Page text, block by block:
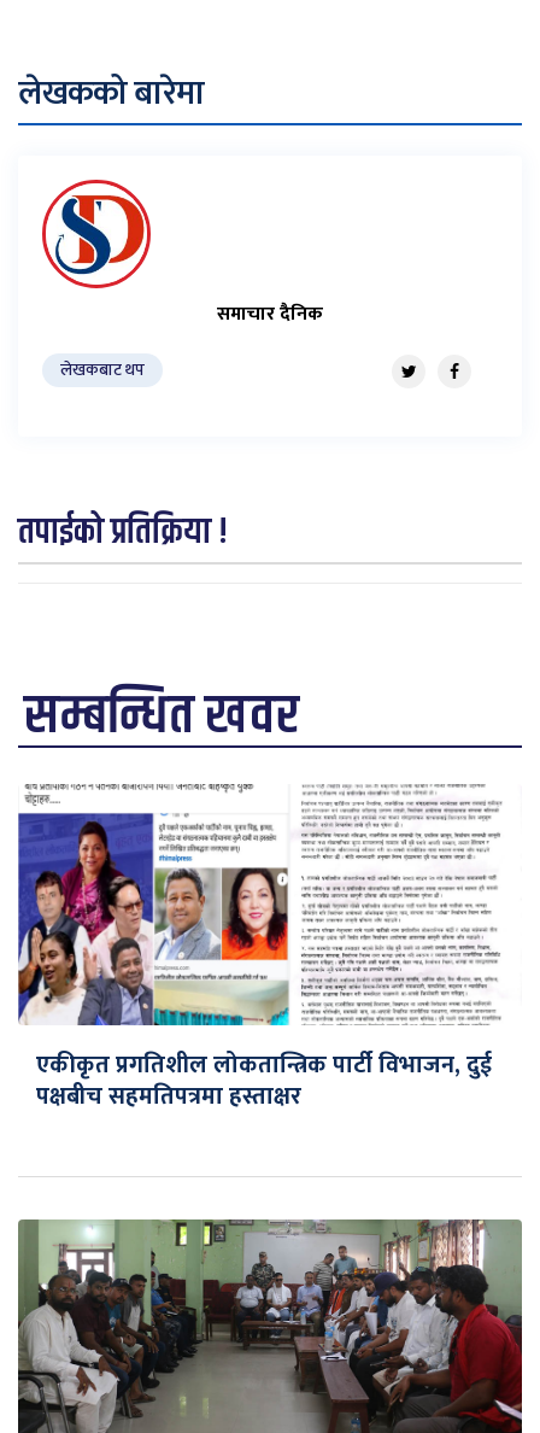
लेखकको बारेमा
समाचार दैनिक
लेखकबाट थप
तपाईको प्रतिक्रिया !
सम्बन्धित खवर
एकीकृत प्रगतिशील लोकतान्त्रिक पार्टी विभाजन, दुई
पक्षबीच सहमतिपत्रमा हस्ताक्षर